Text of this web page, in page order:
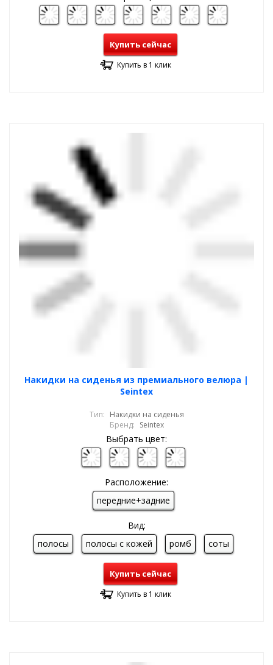
Купить сейчас
Купить в 1 клик
Накидки на сиденья из премиального велюра |
Seintex
Тип: Накидки на сиденья
Бренд: Seintex
Выбрать цвет:
Расположение:
передние+задние
Вид:
полосы
полосы с кожей ромб соты
Купить сейчас
Купить в 1 клик